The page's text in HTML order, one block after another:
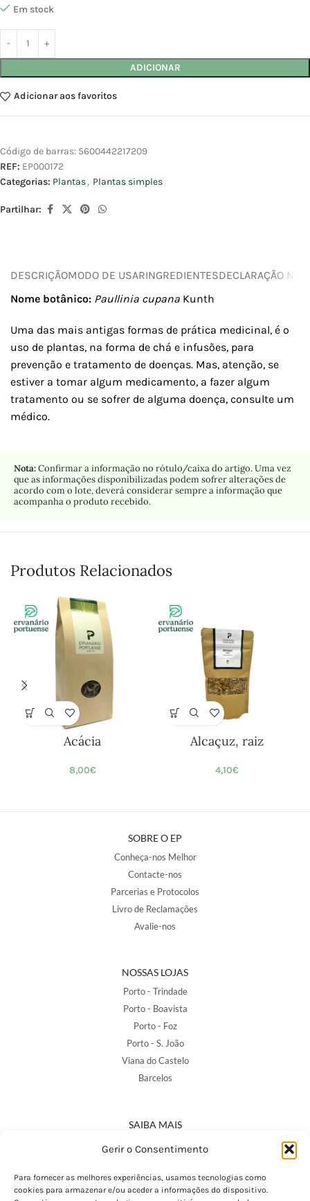
Gerir o Consentimento
Para fornecer as melhores experiências, usamos tecnologias como
cookies para armazenar e/ou aceder a informações do dispositivo.
Em stock
ADICIONAR
Adicionar aos favoritos
Código de barras: 5600442217209
REF: EP000172
Categorias: Plantas, Plantas simples
Partilhar:
DESCRIÇÃOMODO DE USARINGREDIENTESDECLARAÇÃO
Nome botânico: Paullinia cupana Kunth
Uma das mais antigas formas de prática medicinal, é o
uso de plantas, na forma de chá e infusões, para
prevenção e tratamento de doenças. Mas, atenção, se
estiver a tomar algum medicamento, a fazer algum
tratamento ou se sofrer de alguma doença, consulte um
médico.
Nota:Confirmar a informação no rótulo/caixa do artigo. Uma vez
que as informações disponibilizadas podem sofrer alterações de
acordo com o lote, deverá considerar sempre a informação que
acompanha o produto recebido.
Produtos Relacionados
Acácia
8,00€
Alcaçuz, raiz
4,10€
SOBRE O EP
Conheça-nos Melhor
Contacte-nos
Parcerias e Protocolos
Livro de Reclamações
Avalie-nos
NOSSAS LOJAS
Porto - Trindade
Porto - Boavista
Porto - Foz
Porto - S. João
Viana do Castelo
Barcelos
SAIBA MAIS
Política de Privacidade
Termos e Condições
Perguntas Frequentes